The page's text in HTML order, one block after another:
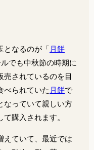
となるのが「 月餅
でも中秋節の時期に
売されているのを目
べられていた 月餅で
なっていて親しい方
購入されます。
えていて、最近では